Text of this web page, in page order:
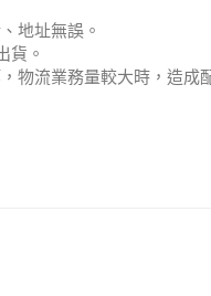
地址無誤。
貨。
物流業務量較大時，造成